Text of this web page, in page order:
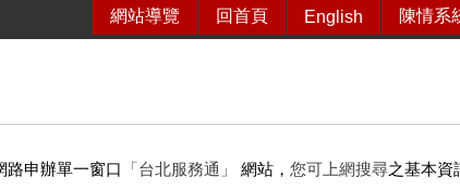
網站導覽 回首頁 English 陳情系
路申辦單一窗口 「台北服務通」 網站， 您可上網搜尋之基本資